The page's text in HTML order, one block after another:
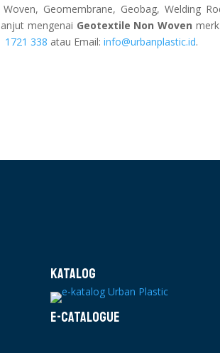
Geomembrane, Geobag, Welding
mengenai Geotextile Non Woven
1721 338 atau Email:info@urbanplastic.id.
KATALOG
E-CATALOGUE